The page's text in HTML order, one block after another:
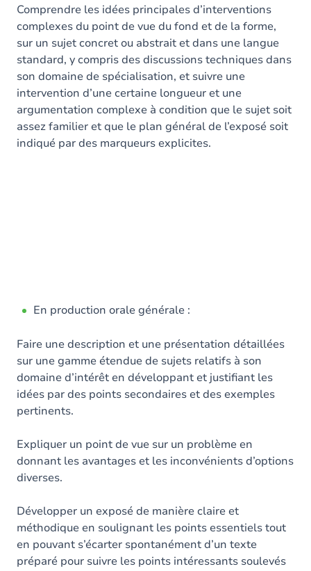
Comprendre les idées principales d’interventions
complexes du point de vue du fond et de la forme,
sur un sujet concret ou abstrait et dans une langue
standard, y compris des discussions techniques dans
son domaine de spécialisation, et suivre une
intervention d’une certaine longueur et une
argumentation complexe à condition que le sujet soit
assez familier et que le plan général de l’exposé soit
indiqué par des marqueurs explicites.
En production orale générale :
Faire une description et une présentation détaillées
sur une gamme étendue de sujets relatifs à son
domaine d’intérêt en développant et justifiant les
idées par des points secondaires et des exemples
pertinents.
Expliquer un point de vue sur un problème en
donnant les avantages et les inconvénients d’options
diverses.
Développer un exposé de manière claire et
méthodique en soulignant les points essentiels tout
en pouvant s’écarter spontanément d’un texte
préparé pour suivre les points intéressants soulevés